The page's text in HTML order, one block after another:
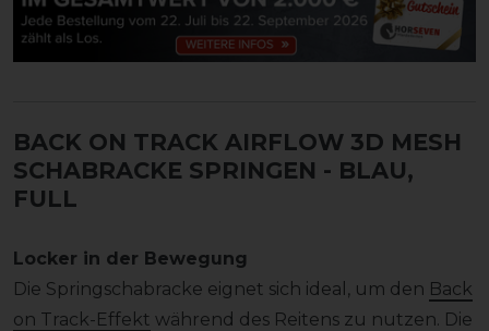
BACK ON TRACK AIRFLOW 3D MESH
SCHABRACKE SPRINGEN - BLAU,
FULL
Locker in der Bewegung
Die Springschabracke eignet sich ideal, um den Back
on Track-Effekt während des Reitens zu nutzen. Die